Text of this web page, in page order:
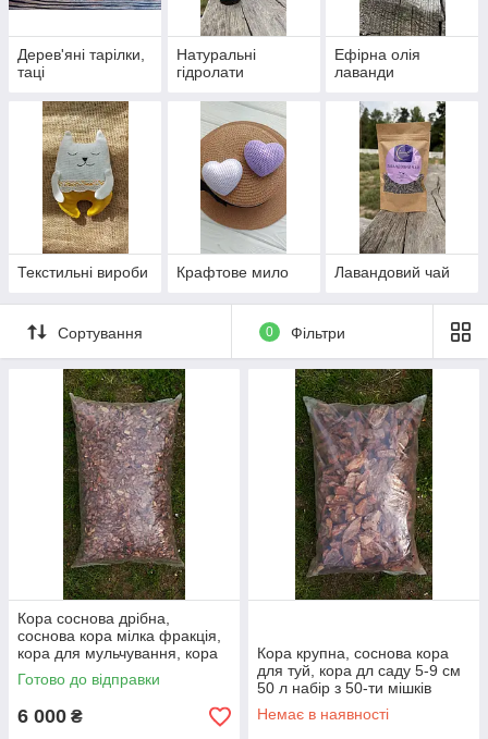
Дерев'яні тарілки,
таці
Натуральні
гідролати
Ефірна олія
лаванди
Текстильні вироби Крафтове мило Лавандовий чай
Сортування 0 Фільтри
Кора соснова дрібна,
соснова кора мілка фракція,
кора для мульчування, кора
для саду 50 л набір 50 мішків
Готово до відправки
6 000 ₴
Кора крупна, соснова кора
для туй, кора дл саду 5-9 см
50 л набір з 50-ти мішків
Немає в наявності